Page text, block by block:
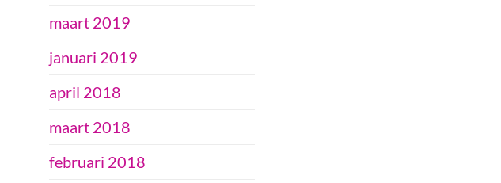
maart 2019
januari 2019
april 2018
maart 2018
februari 2018